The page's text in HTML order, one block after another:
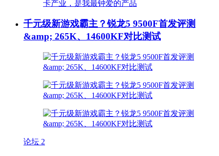
千元级新游戏霸主？锐龙5 9500F首发评测
&amp; 265K、14600KF对比测试
论坛 2